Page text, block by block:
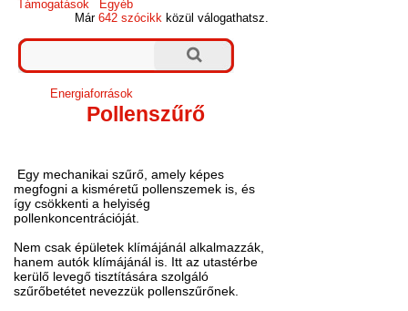
Támogatások
Egyéb
Már642 szócikk közül válogathatsz.
Energiaforrások
Pollenszűrő
Egy mechanikai szűrő, amely képes
megfogni a kisméretű pollenszemek is, és
így csökkenti a helyiség
pollenkoncentrációját.
Nem csak épületek klímájánál alkalmazzák,
hanem autók klímájánál is. Itt az utastérbe
kerülő levegő tisztítására szolgáló
szűrőbetétet nevezzük pollenszűrőnek.